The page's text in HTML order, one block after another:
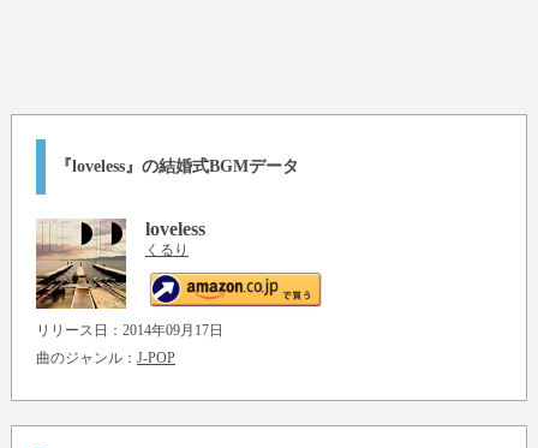
『loveless』の結婚式BGMデータ
loveless
くるり
リリース日：2014年09月17日
曲のジャンル： J-POP